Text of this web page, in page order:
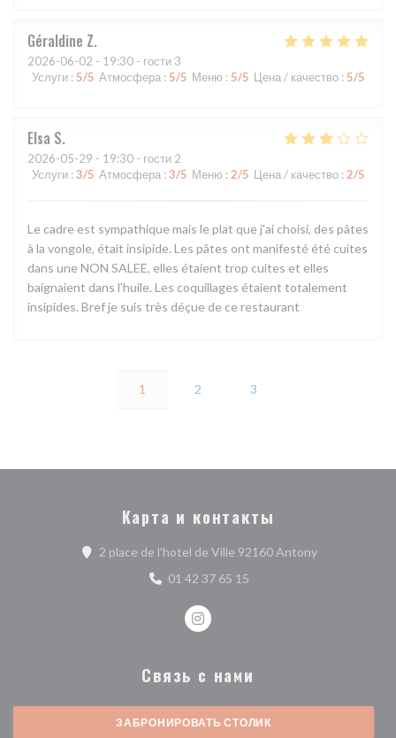
Géraldine Z
2026-06-02 - 19:30 - гости 3
Услуги : 5/5 Атмосфера : 5/5 Меню : 5/5 Цена / качество : 5/5
Elsa S
2026-05-29 - 19:30 - гости 2
Услуги : 3/5 Атмосфера : 3/5 Меню : 2/5 Цена / качество : 2/5
Le cadre est sympathique mais le plat que j'ai choisi, des pâtes
à la vongole, était insipide. Les pâtes ont manifesté été cuites
dans une NON SALEE, elles étaient trop cuites et elles
baignaient dans l'huile. Les coquillages étaient totalement
insipides. Bref je suis très déçue de ce restaurant
1 2 3
Карта и контакты
2 place de l'hotel de Ville 92160 Antony
01 42 37 65 15
Instagram ((открывается в
Связь с нами
ЗАБРОНИРОВАТЬ СТОЛИК